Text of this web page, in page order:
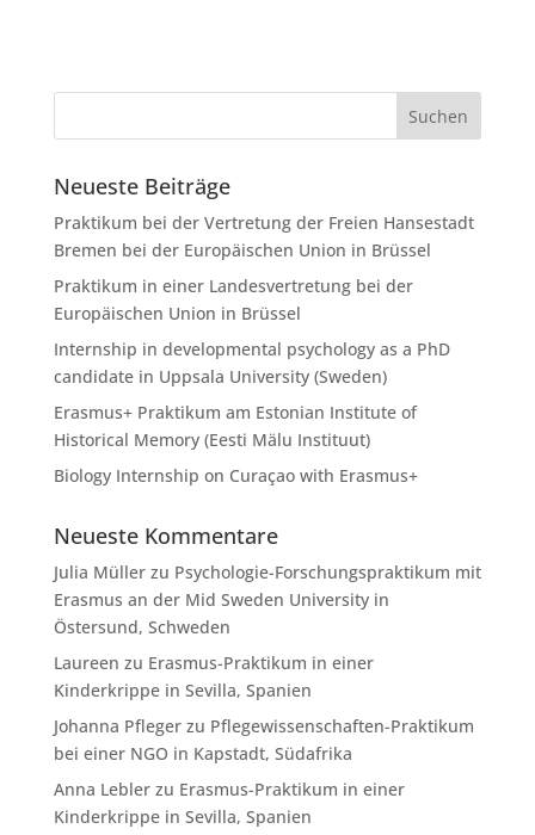
Neueste Beiträge
Praktikum bei der Vertretung der Freien Hansestadt
Bremen bei der Europäischen Union in Brüssel
Praktikum in einer Landesvertretung bei der
Europäischen Union in Brüssel
Internship in developmental psychology as a PhD
candidate in Uppsala University (Sweden)
Erasmus+ Praktikum am Estonian Institute of
Historical Memory (Eesti Mälu Instituut)
Biology Internship on Curaçao with Erasmus+
Neueste Kommentare
Julia Müllerzu Psychologie-Forschungspraktikum mit
Erasmus an der Mid Sweden University in
Östersund, Schweden
Laureen zu Erasmus-Praktikum in einer
Kinderkrippe in Sevilla, Spanien
Johanna Pflegerzu Pflegewissenschaften-Praktikum
bei einer NGO in Kapstadt, Südafrika
Anna Leblerzu Erasmus-Praktikum in einer
Kinderkrippe in Sevilla, Spanien